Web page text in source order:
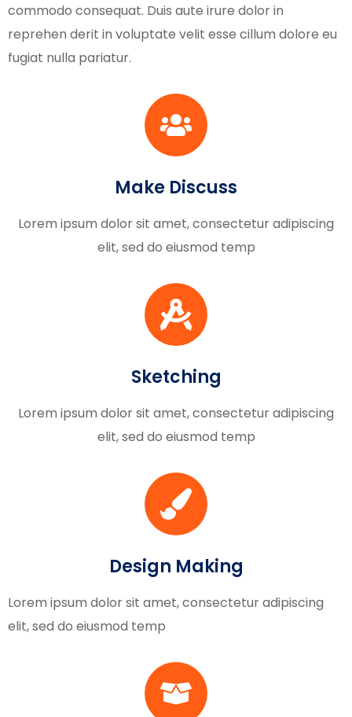
commodo consequat. Duis aute irure dolor in
reprehen derit in voluptate velit esse cillum dolore eu
fugiat nulla pariatur.
Make Discuss
Lorem ipsum dolor sit amet, consectetur adipiscing
elit, sed do eiusmod temp
Sketching
Lorem ipsum dolor sit amet, consectetur adipiscing
elit, sed do eiusmod temp
Design Making
Lorem ipsum dolor sit amet, consectetur adipiscing
elit, sed do eiusmod temp